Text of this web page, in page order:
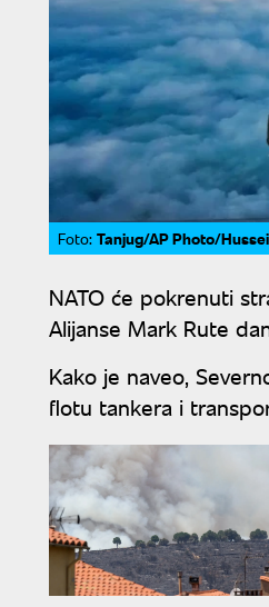
Foto: Tanjug/AP Photo/
NATO će pokrenuti
Alijanse Mark Rute
Kako je naveo,
flotu tankera i